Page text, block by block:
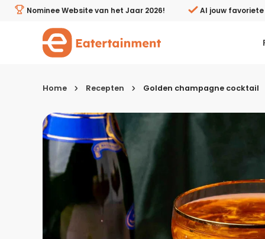
Golden champagne cocktail - Eatertainment
Nominee Website van het Jaar 2026! Al jouw
Kies je menugang
Ontbijt
Lunch & brunch
Tussendoortjes
Voor- & tussengerechten
Home Recepten Golden champagne cocktail